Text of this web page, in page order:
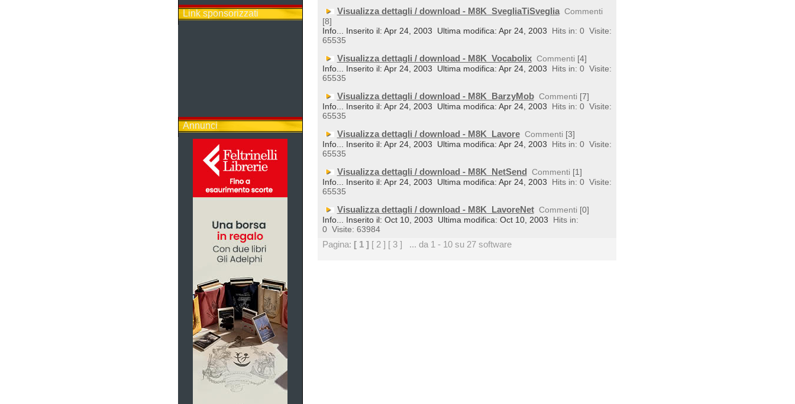
Link sponsorizzati
Annunci
Visualizza dettagli / download - M8K_SvegliaTiSveglia Commenti
[8]
Info... Inserito il: Apr 24, 2003
Ultima modifica: Apr 24, 2003 Hits in: 0 Visite:
65535
Visualizza dettagli / download - M8K_Vocabolix Commenti [4]
Info... Inserito il: Apr 24, 2003
Ultima modifica: Apr 24, 2003 Hits in: 0 Visite:
65535
Visualizza dettagli / download - M8K_BarzyMob Commenti [7]
Info... Inserito il: Apr 24, 2003
Ultima modifica: Apr 24, 2003 Hits in: 0 Visite:
65535
Visualizza dettagli / download - M8K_Lavore Commenti [3]
Info... Inserito il: Apr 24, 2003
Ultima modifica: Apr 24, 2003 Hits in: 0 Visite:
65535
Visualizza dettagli / download - M8K_NetSend Commenti [1]
Info... Inserito il: Apr 24, 2003
Ultima modifica: Apr 24, 2003 Hits in: 0 Visite:
65535
Visualizza dettagli / download - M8K_LavoreNet Commenti [0]
Info... Inserito il: Oct 10, 2003
Ultima modifica: Oct 10, 2003
Hits in:
0 Visite: 63984
Pagina: [ 1 ] [ 2 ] [ 3 ] ... da 1 - 10 su 27 software